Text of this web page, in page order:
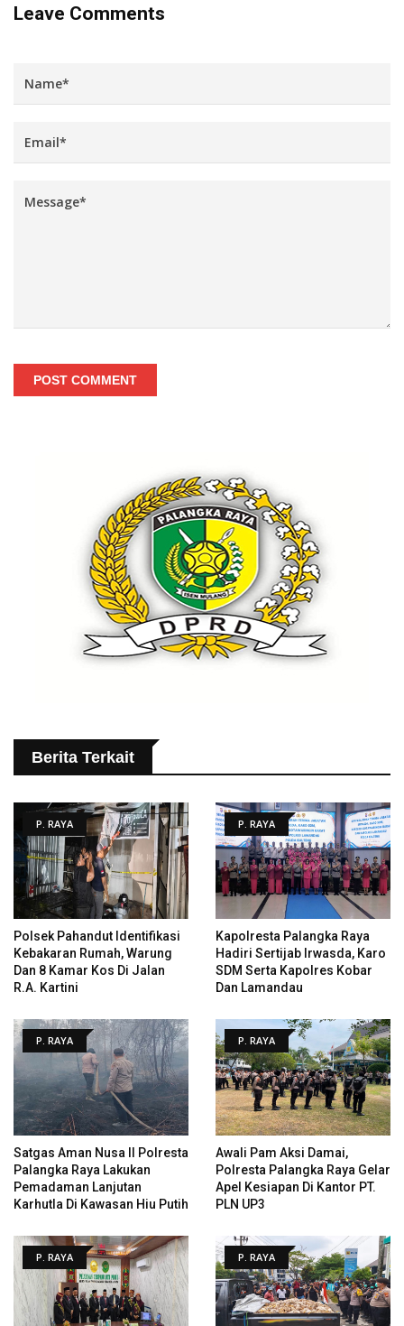
Leave Comments
POST COMMENT
Berita Terkait
P. RAYA
Polsek Pahandut Identifikasi
Kebakaran Rumah, Warung
Dan 8 Kamar Kos Di Jalan
R.A. Kartini
P. RAYA
Kapolresta Palangka Raya
Hadiri Sertijab Irwasda, Karo
SDM Serta Kapolres Kobar
Dan Lamandau
P. RAYA
Satgas Aman Nusa II Polresta
Palangka Raya Lakukan
Pemadaman Lanjutan
Karhutla Di Kawasan Hiu Putih
P. RAYA
Awali Pam Aksi Damai,
Polresta Palangka Raya Gelar
Apel Kesiapan Di Kantor PT.
PLN UP3
P. RAYA P. RAYA